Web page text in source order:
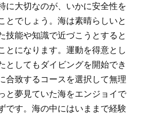
に大切なのが、いかに安全性を
とでしょう。海は素晴らしいと
技能や知識で近づこうとすると
とになります。運動を得意とし
としてもダイビングを開始でき
合致するコースを選択して無理
と夢見ていた海をエンジョイで
です。海の中にはいままで経験